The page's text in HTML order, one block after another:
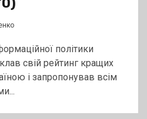
політики
свій рейтинг кращих
і запропонував всім